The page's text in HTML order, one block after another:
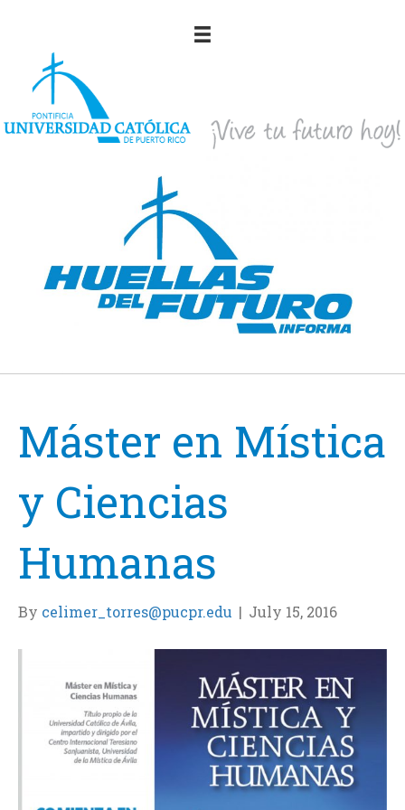
Máster en Mística
y Ciencias
Humanas
By celimer_torres@pucpr.edu | July 15, 2016